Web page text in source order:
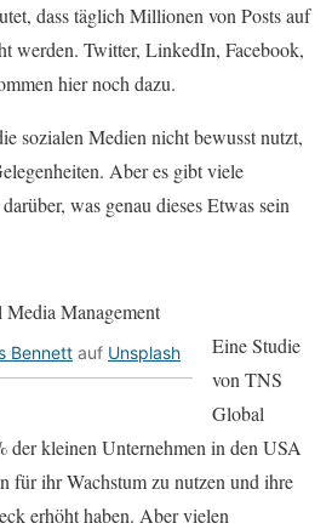
dass täglich Millionen von Posts auf
werden. Twitter, LinkedIn, Facebook,
hier noch dazu.
sozialen Medien nicht bewusst nutzt,
Aber es gibt viele
was genau dieses Etwas sein
Bennett auf Unsplash
Eine Studie
von TNS
Global
der kleinen Unternehmen in den USA
für ihr Wachstum zu nutzen und ihre
erhöht haben. Aber vielen